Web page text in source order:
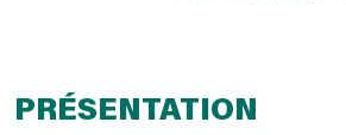
PRÉSENTATION